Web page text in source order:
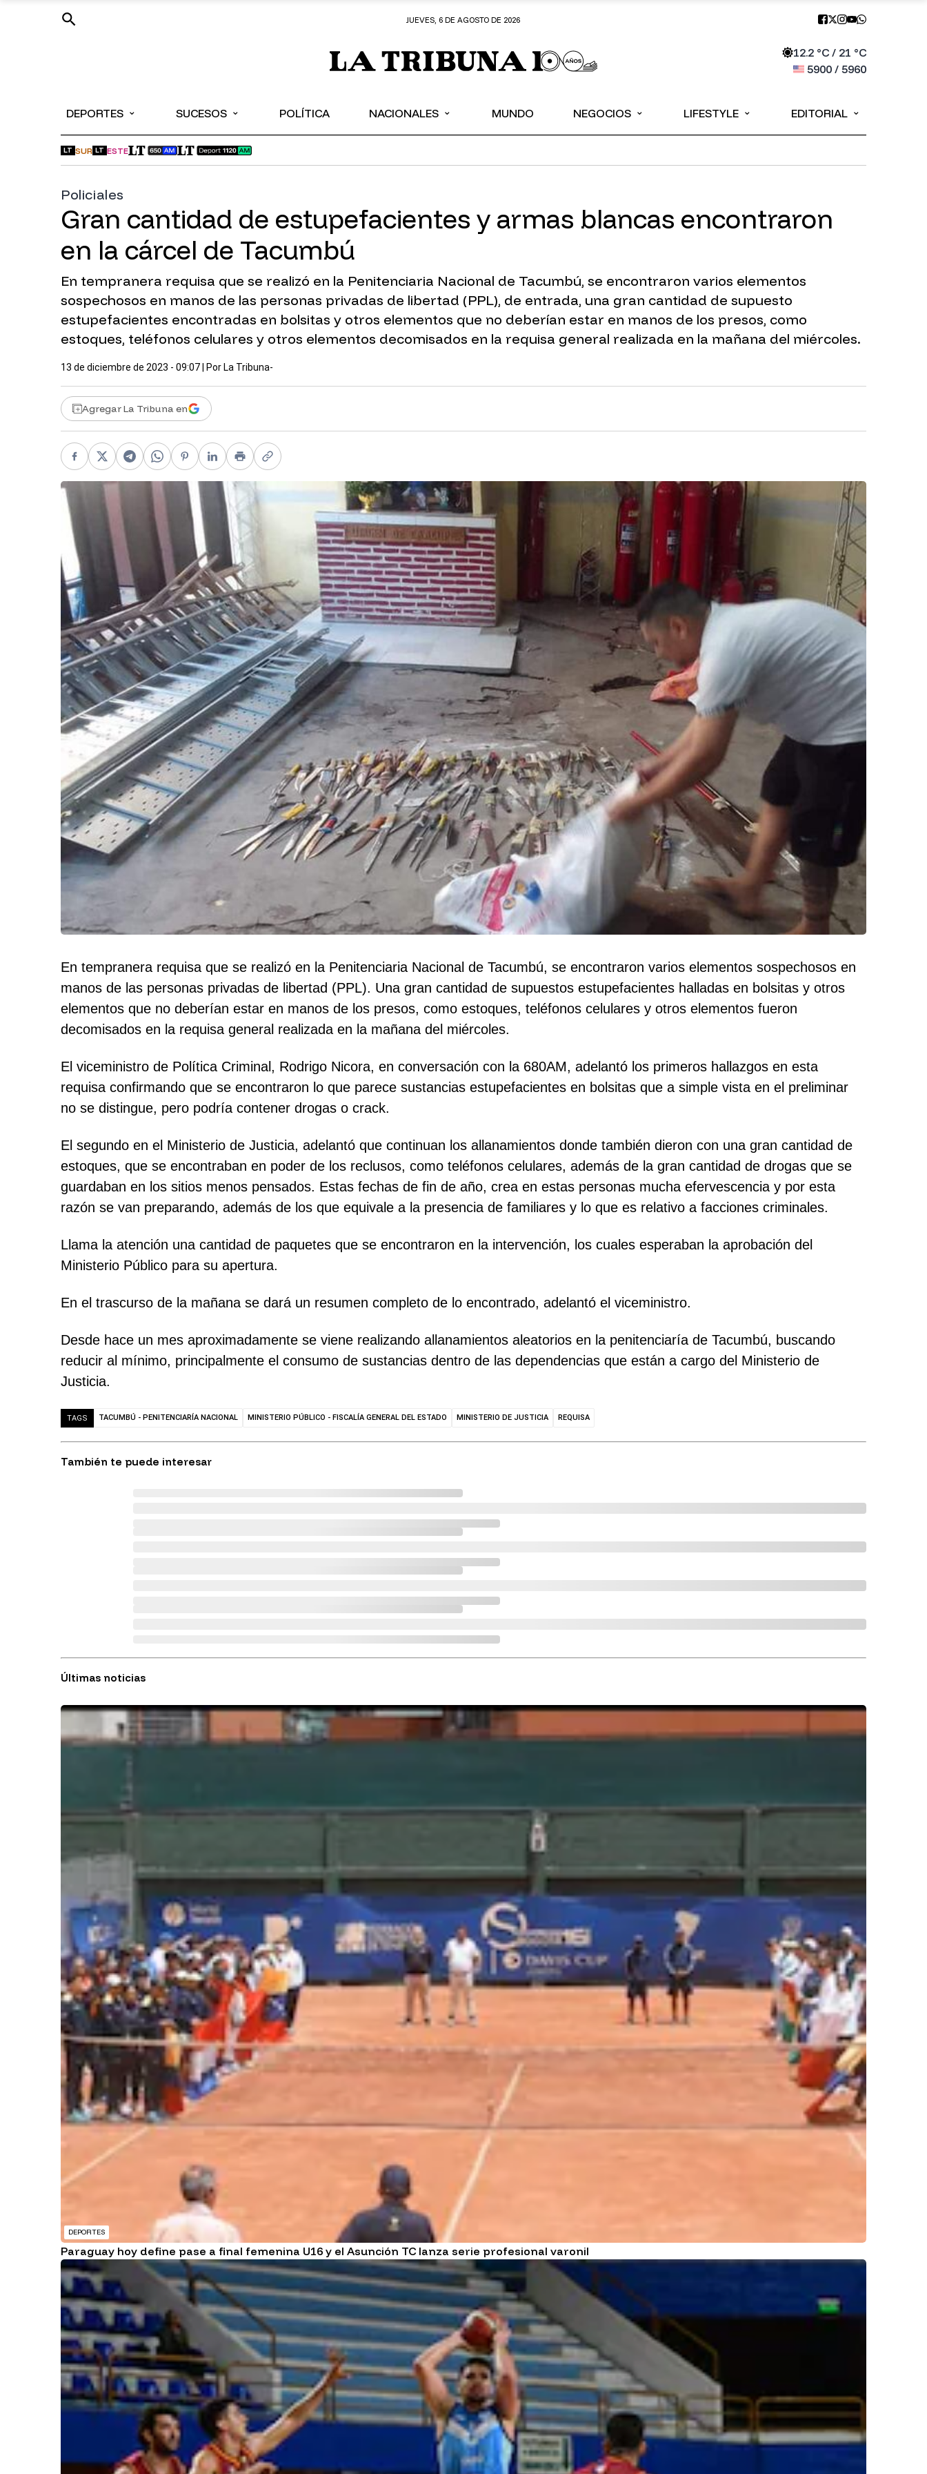
JUEVES, 6 DE AGOSTO DE 2026
12.2°C / 21 °C
5900/ 5960
DEPORTES ⌄ SUCESOS ⌄ POLÍTICA NACIONALES ⌄ MUNDO NEGOCIOS ⌄ LIFESTYLE ⌄ EDITORIAL ⌄
LT SUR LT ESTE
Policiales
Gran cantidad de estupefacientes y armas blancas encontraron
en la cárcel de Tacumbú
En tempranera requisa que se realizó en la Penitenciaria Nacional de Tacumbú, se encontraron varios elementos
sospechosos en manos de las personas privadas de libertad (PPL), de entrada, una gran cantidad de supuesto
estupefacientes encontradas en bolsitas y otros elementos que no deberían estar en manos de los presos, como
estoques, teléfonos celulares y otros elementos decomisados en la requisa general realizada en la mañana del miércoles.
13 de diciembre de 2023 - 09:07 | Por La Tribuna-
Agregar La Tribuna en
Facebook
X TelegramWhatsApp
PinterestLinkedIn
PrintCopy link
En tempranera requisa que se realizó en la Penitenciaria Nacional de Tacumbú, se encontraron varios elementos sospechosos en
manos de las personas privadas de libertad (PPL). Una gran cantidad de supuestos estupefacientes halladas en bolsitas y otros
elementos que no deberían estar en manos de los presos, como estoques, teléfonos celulares y otros elementos fueron
decomisados en la requisa general realizada en la mañana del miércoles.
El viceministro de Política Criminal, Rodrigo Nicora, en conversación con la 680AM, adelantó los primeros hallazgos en esta
requisa confirmando que se encontraron lo que parece sustancias estupefacientes en bolsitas que a simple vista en el preliminar
no se distingue, pero podría contener drogas o crack.
El segundo en el Ministerio de Justicia, adelantó que continuan los allanamientos donde también dieron con una gran cantidad de
estoques, que se encontraban en poder de los reclusos, como teléfonos celulares, además de la gran cantidad de drogas que se
guardaban en los sitios menos pensados. Estas fechas de fin de año, crea en estas personas mucha efervescencia y por esta
razón se van preparando, además de los que equivale a la presencia de familiares y lo que es relativo a facciones criminales.
Llama la atención una cantidad de paquetes que se encontraron en la intervención, los cuales esperaban la aprobación del
Ministerio Público para su apertura.
En el trascurso de la mañana se dará un resumen completo de lo encontrado, adelantó el viceministro.
Desde hace un mes aproximadamente se viene realizando allanamientos aleatorios en la penitenciaría de Tacumbú, buscando
reducir al mínimo, principalmente el consumo de sustancias dentro de las dependencias que están a cargo del Ministerio de
Justicia.
TAGS TACUMBÚ - PENITENCIARÍA NACIONAL MINISTERIO PÚBLICO - FISCALÍA GENERAL DEL ESTADO MINISTERIO DE JUSTICIA REQUISA
También te puede interesar
Últimas noticias
DEPORTES
Paraguay hoy define pase a final femenina U16 y el Asunción TC lanza serie profesional varonil